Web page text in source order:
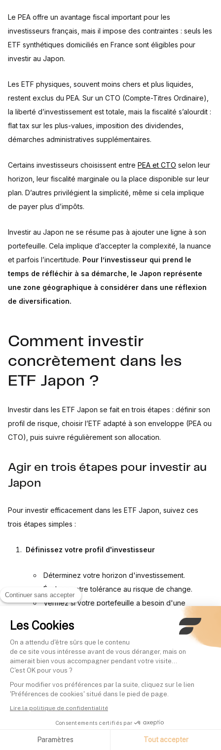
Continuer sans accepter
Les Cookies
On a attendu d'être sûrs que le contenu
de ce site vous intéresse avant de vous déranger, mais on
aimerait bien vous accompagner pendant votre visite...
C'est OK pour vous ?
Pour modifier vos préférences par la suite, cliquez sur le lien
'Préférences de cookies' situé dans le pied de page.
Lire la politique de confidentialité
Consentements certifiés par
Paramètres Tout accepter
Le PEA offre un avantage fiscal important pour les
investisseurs français, mais il impose des contraintes : seuls les
ETF synthétiques domiciliés en France sont éligibles pour
investir au Japon.
Les ETF physiques, souvent moins chers et plus liquides,
restent exclus du PEA. Sur un CTO (Compte-Titres Ordinaire),
la liberté d’investissement est totale, mais la fiscalité s’alourdit :
flat tax sur les plus-values, imposition des dividendes,
démarches administratives supplémentaires.
Certains investisseurs choisissent entre PEA et CTO selon leur
horizon, leur fiscalité marginale ou la place disponible sur leur
plan. D’autres privilégient la simplicité, même si cela implique
de payer plus d’impôts.
Investir au Japon ne se résume pas à ajouter une ligne à son
portefeuille. Cela implique d’accepter la complexité, la nuance
et parfois l’incertitude. Pour l’investisseur qui prend le
temps de réfléchir à sa démarche, le Japon représente
une zone géographique à considérer dans une réflexion
de diversification.
Comment investir
concrètement dans les
ETF Japon ?
Investir dans les ETF Japon se fait en trois étapes : définir son
profil de risque, choisir l’ETF adapté à son enveloppe (PEA ou
CTO), puis suivre régulièrement son allocation.
Agir en trois étapes pour investir au
Japon
Pour investir efficacement dans les ETF Japon, suivez ces
trois étapes simples :
Définissez votre profil d'investisseur
Déterminez votre horizon d'investissement.
Évaluez votre tolérance au risque de change.
Vérifiez si votre portefeuille a besoin d'une
Choisissez l’ETF adapté à votre situation
Si vous investissez via un PEA, privilégiez l’ETF
Amundi TOPIX, la seule option réellement éligible.
Pour un CTO, les critères de comparaison incluent
les frais, la méthode de réplication et l'indice suivi.
Simulez et suivez vos investissements